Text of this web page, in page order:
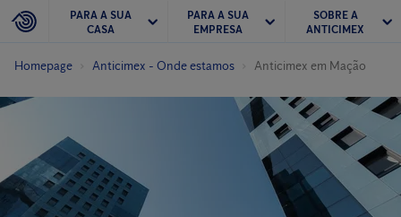
PARA A SUA
CASA
PARA A SUA
EMPRESA
SOBRE A
ANTICIMEX
Homepage Anticimex - Onde estamos Anticimex em Mação